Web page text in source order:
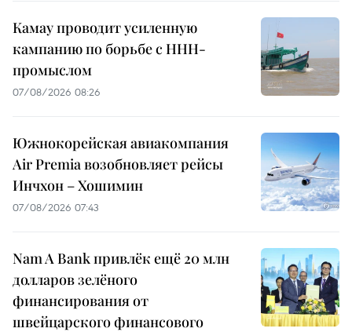
Камау проводит усиленную
кампанию по борьбе с ННН-
промыслом
07/08/2026 08:26
Южнокорейская авиакомпания
Air Premia возобновляет рейсы
Инчхон – Хошимин
07/08/2026 07:43
Nam A Bank привлёк ещё 20 млн
долларов зелёного
финансирования от
швейцарского финансового